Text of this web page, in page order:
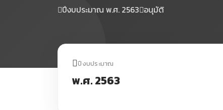
ปีงบประมาณ พ.ศ. 2563 อนุมัติ
ปีงบประมาณ
พ.ศ. 2563